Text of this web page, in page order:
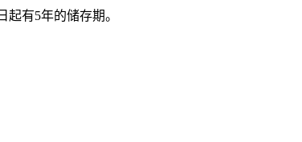
有5年的储存期。